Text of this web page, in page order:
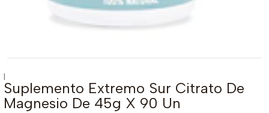
Suplemento Extremo Sur Citrato De
Magnesio De 45g X 90 Un